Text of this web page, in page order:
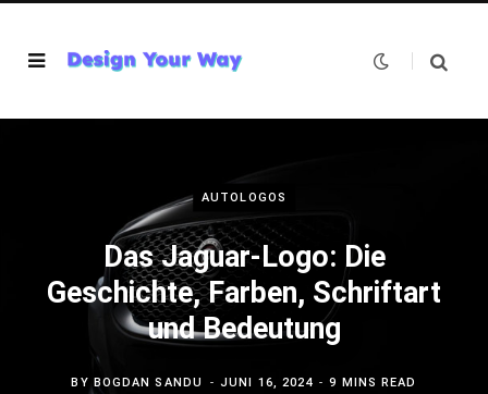
AUTOLOGOS
Das Jaguar-Logo: Die
Geschichte, Farben, Schriftart
und Bedeutung
BY BOGDAN SANDU JUNI 16, 2024 9 MINS READ